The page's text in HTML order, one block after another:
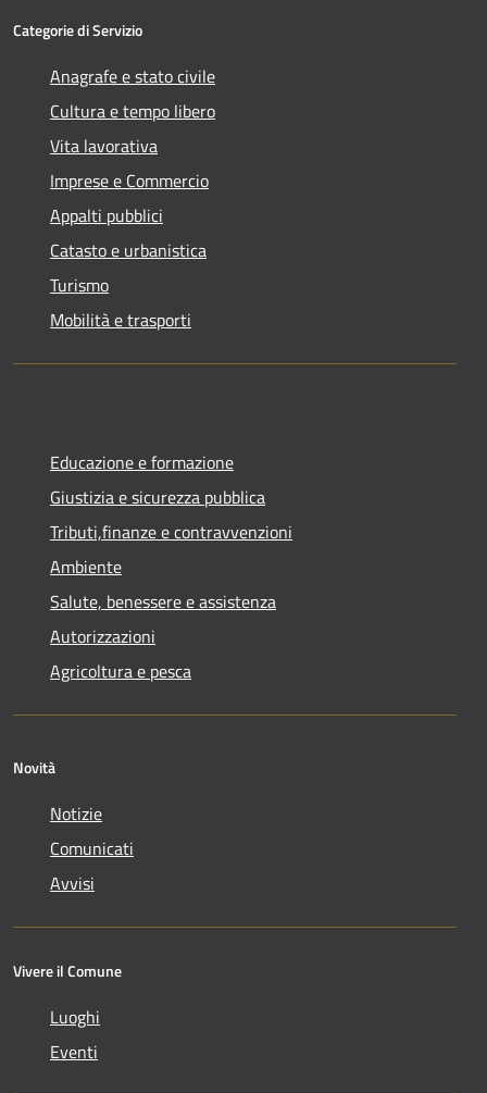
Categorie di Servizio
Anagrafe e stato civile
Cultura e tempo libero
Vita lavorativa
Imprese e Commercio
Appalti pubblici
Catasto e urbanistica
Turismo
Mobilità e trasporti
Educazione e formazione
Giustizia e sicurezza pubblica
Tributi,finanze e contravvenzioni
Ambiente
Salute, benessere e assistenza
Autorizzazioni
Agricoltura e pesca
Novità
Notizie
Comunicati
Avvisi
Vivere il Comune
Luoghi
Eventi